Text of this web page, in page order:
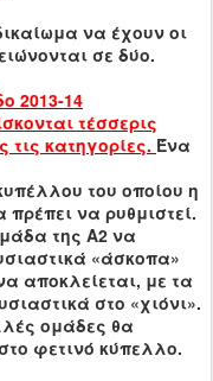
να έχουν οι
σε δύο.
2013-14
τέσσερις
κατηγορίες. Ένα
του οποίου η
να ρυθμιστεί.
της Α2 να
«άσκοπα»
αποκλείεται, με τα
στο «χιόνι».
ομάδες θα
φετινό κύπελλο.